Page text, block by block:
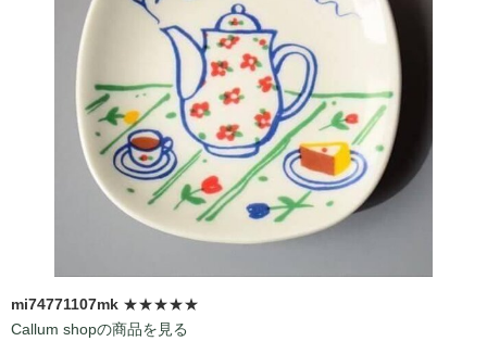
mi74771107mk ★★★★★
Callum shopの商品を見る